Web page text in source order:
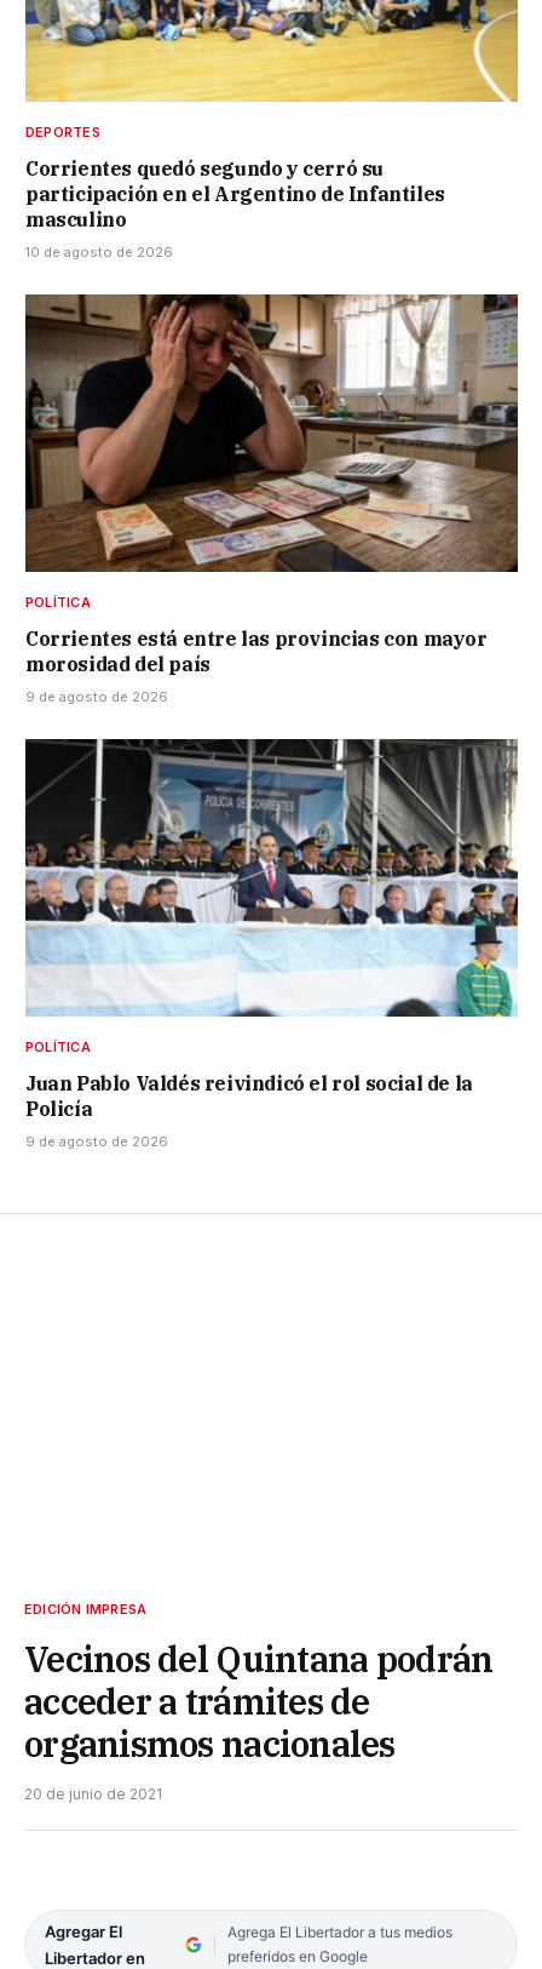
DEPORTES
Corrientes quedó segundo y cerró su
participación en el Argentino de Infantiles
masculino
10 de agosto de 2026
POLÍTICA
Corrientes está entre las provincias con mayor
morosidad del país
9 de agosto de 2026
POLÍTICA
Juan Pablo Valdés reivindicó el rol social de la
Policía
9 de agosto de 2026
EDICIÓN IMPRESA
Vecinos del Quintana podrán
acceder a trámites de
organismos nacionales
20 de junio de 2021
Agregar El
Libertador en
Agrega El Libertador a tus medios
preferidos en Google